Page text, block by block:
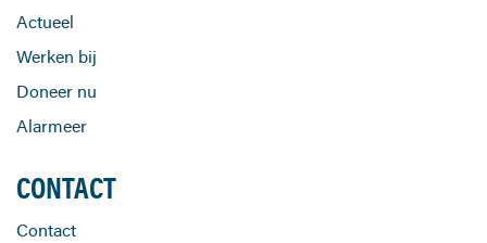
Actueel
Werken bij
Doneer nu
Alarmeer
CONTACT
Contact